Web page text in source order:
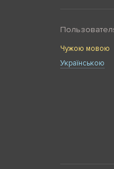
Чужою мовою
Українською